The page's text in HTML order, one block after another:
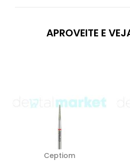
APROVEITE E
Ceptiom